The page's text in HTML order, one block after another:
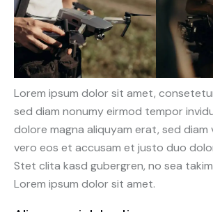
Lorem ipsum dolor sit amet,
sed diam nonumy eirmod tempor
dolore magna aliquyam erat, sed diam
vero eos et accusam et justo duo
Stet clita kasd gubergren, no sea
Lorem ipsum dolor sit amet.